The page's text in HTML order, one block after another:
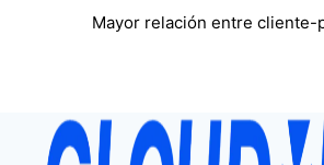
Mayor relación entre cliente-